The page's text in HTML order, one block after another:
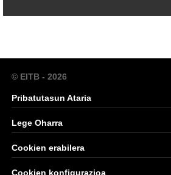
© EITB - 2026
Pribatutasun Ataria
Lege Oharra
Cookien erabilera
Cookien konfigurazioa